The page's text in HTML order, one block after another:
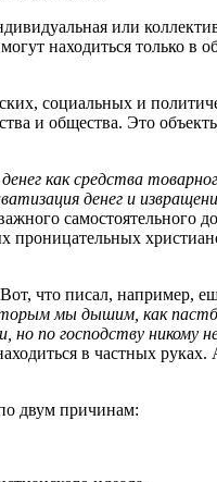
или
находиться только в
социальных и
и общества. Это
как средства
денег и
самостоятельного
что писал, например,
мы дышим, как
но по господству никому
в частных
двум причинам: